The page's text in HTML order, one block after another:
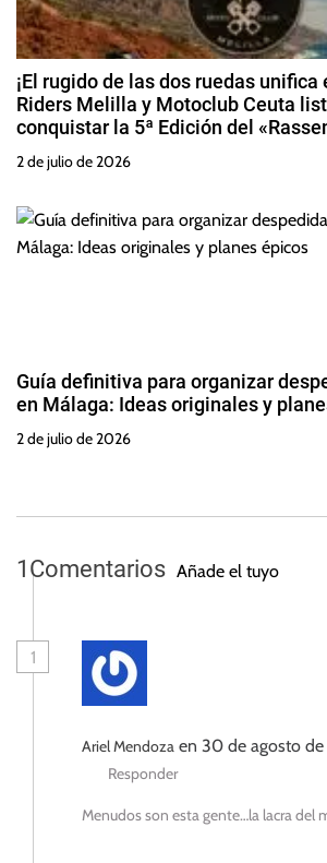
¡El rugido de las dos ruedas
Riders Melilla y Motoclub Ceuta
conquistar la 5ª Edición del
Amis Alhuseima»
2 de julio de 2026
Guía definitiva para organizar
en Málaga: Ideas originales y
2 de julio de 2026
1 Comentarios Añade el tuyo
1
Ariel Mendoza en 30 de agosto de
Responder
Menudos son esta gente…la lacra del